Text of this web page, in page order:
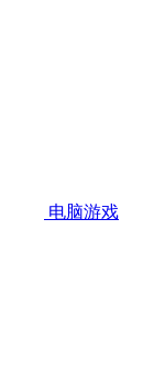
电脑游戏